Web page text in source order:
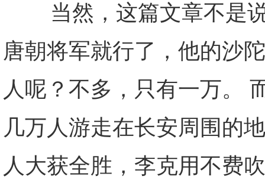
当然，这篇文章不是说
唐朝将军就行了，他的沙
人呢？不多，只有一万。
几万人游走在长安周围的
人大获全胜，李克用不费